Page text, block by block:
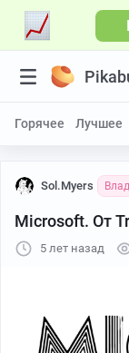
Горячее Лучшее
Sol.Myers
Microsoft. От
5 лет назад